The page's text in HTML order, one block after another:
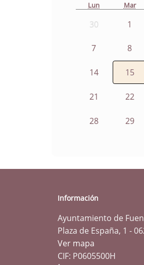
Lun Mar
30 1
7 8
14 15
21 22
28 29
Información
Ayuntamiento de
Plaza de España, 1 -
Ver mapa
CIF: P0605500H